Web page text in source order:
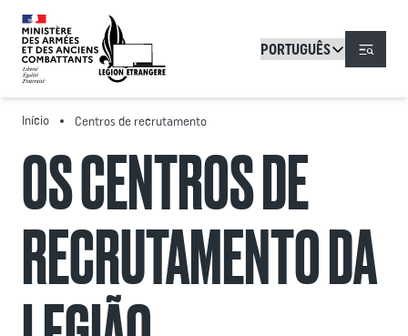
Passar para o conteúdo principal
Menu
Início Centros de recrutamento
OS CENTROS DE
RECRUTAMENTO DA